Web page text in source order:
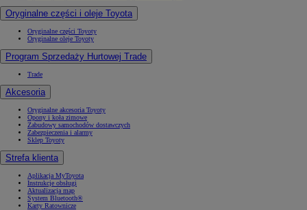
Oryginalne części i oleje Toyota
Oryginalne części Toyoty
Oryginalne oleje Toyoty
Program Sprzedaży Hurtowej Trade
Trade
Akcesoria
Oryginalne akcesoria Toyoty
Opony i koła zimowe
Zabudowy samochodów dostawczych
Zabezpieczenia i alarmy
Sklep Toyoty
Strefa klienta
Aplikacja MyToyota
Instrukcje obsługi
Aktualizacja map
System Bluetooth®
Karty Ratownicze